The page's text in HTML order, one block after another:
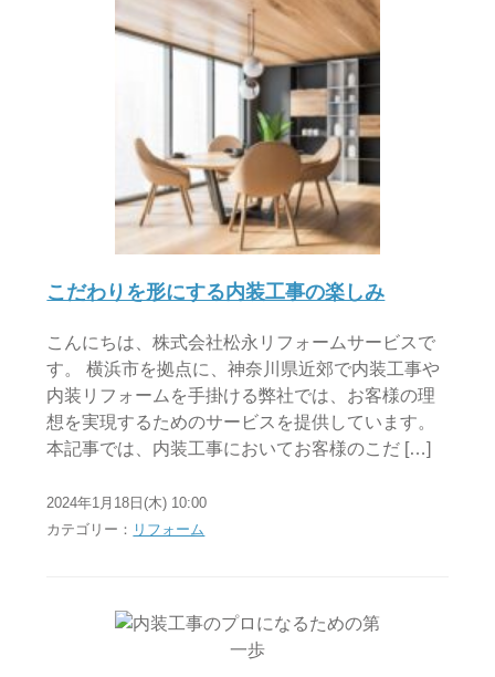
こだわりを形にする内装工事の楽しみ
こんにちは、株式会社松永リフォームサービスで
す。 横浜市を拠点に、神奈川県近郊で内装工事や
内装リフォームを手掛ける弊社では、お客様の理
想を実現するためのサービスを提供しています。
本記事では、内装工事においてお客様のこだ […]
2024年1月18日(木) 10:00
カテゴリー： リフォーム